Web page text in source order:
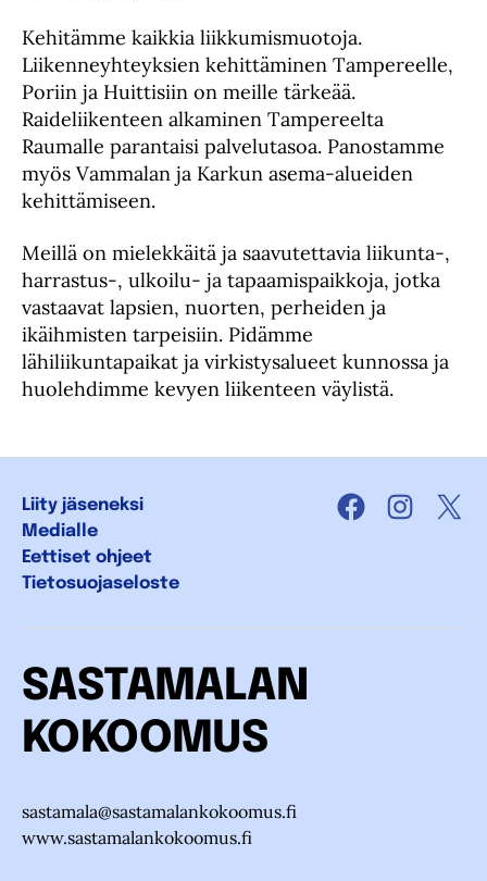
Kehitämme kaikkia liikkumismuotoja.
Liikenneyhteyksien kehittäminen Tampereelle,
Poriin ja Huittisiin on meille tärkeää.
Raideliikenteen alkaminen Tampereelta
Raumalle parantaisi palvelutasoa. Panostamme
myös Vammalan ja Karkun asema-alueiden
kehittämiseen.
Meillä on mielekkäitä ja saavutettavia liikunta-,
harrastus-, ulkoilu- ja tapaamispaikkoja, jotka
vastaavat lapsien, nuorten, perheiden ja
ikäihmisten tarpeisiin. Pidämme
lähiliikuntapaikat ja virkistysalueet kunnossa ja
huolehdimme kevyen liikenteen väylistä.
Liity jäseneksi
Medialle
Eettiset ohjeet
Tietosuojaseloste
Facebook X
SASTAMALAN
KOKOOMUS
sastamala@sastamalankokoomus.fi
www.sastamalankokoomus.fi